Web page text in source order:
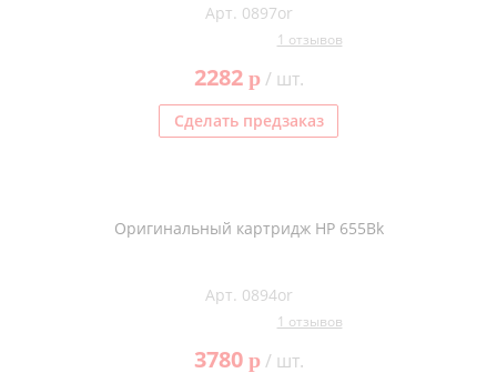
Арт. 0897or
1 отзывов
2282 p/ шт.
Сделать предзаказ
Оригинальный картридж HP 655Bk
Арт. 0894or
1 отзывов
3780 p/ шт.